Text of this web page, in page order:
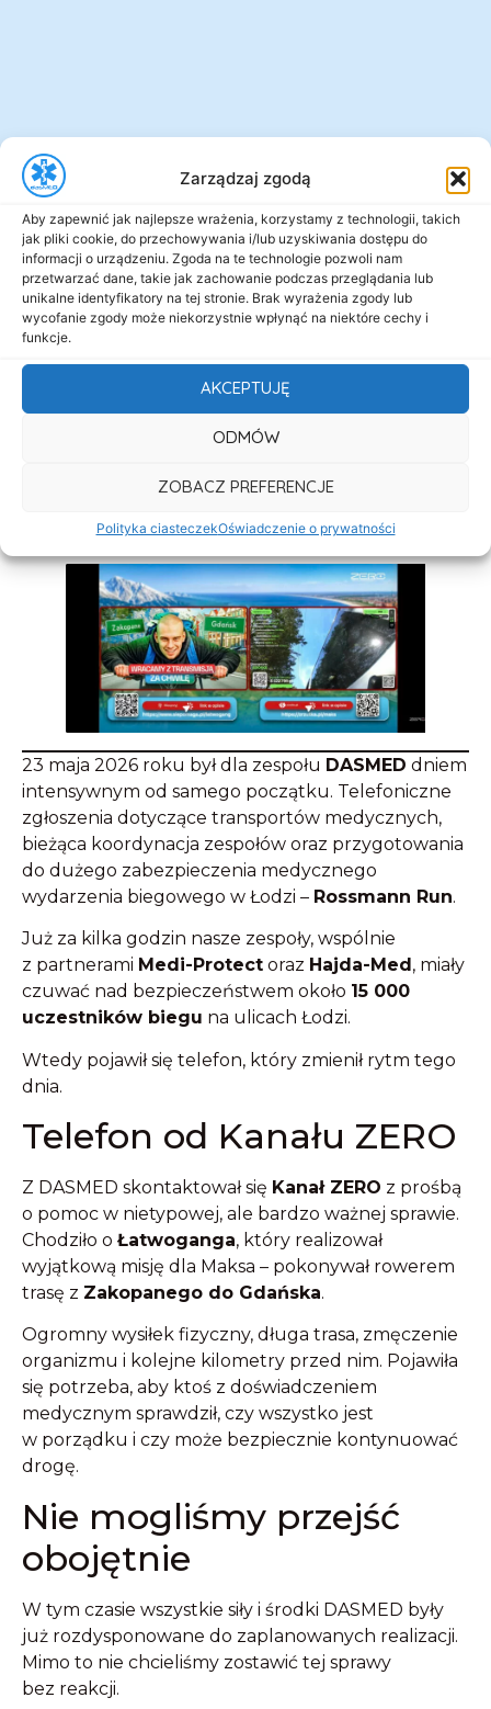
Zarządzaj zgodą
Aby zapewnić jak najlepsze wrażenia, korzystamy z technologii, takich
jak pliki cookie, do przechowywania i/lub uzyskiwania dostępu do
informacji o urządzeniu. Zgoda na te technologie pozwoli nam
przetwarzać dane, takie jak zachowanie podczas przeglądania lub
unikalne identyfikatory na tej stronie. Brak wyrażenia zgody lub
wycofanie zgody może niekorzystnie wpłynąć na niektóre cechy i
funkcje.
AKCEPTUJĘ
ODMÓW
ZOBACZ PREFERENCJE
Polityka ciasteczekOświadczenie o prywatności
23 maja 2026 roku był dla zespołu DASMED dniem
intensywnym od samego początku. Telefoniczne
zgłoszenia dotyczące transportów medycznych,
bieżąca koordynacja zespołów oraz przygotowania
do dużego zabezpieczenia medycznego
wydarzenia biegowego w Łodzi – Rossmann Run.
Już za kilka godzin nasze zespoły, wspólnie
z partnerami Medi-Protect oraz Hajda-Med, miały
czuwać nad bezpieczeństwem około 15 000
uczestników biegu na ulicach Łodzi.
Wtedy pojawił się telefon, który zmienił rytm tego
dnia.
Telefon od Kanału ZERO
Z DASMED skontaktował się Kanał ZERO z prośbą
o pomoc w nietypowej, ale bardzo ważnej sprawie.
Chodziło o Łatwoganga, który realizował
wyjątkową misję dla Maksa – pokonywał rowerem
trasę z Zakopanego do Gdańska.
Ogromny wysiłek fizyczny, długa trasa, zmęczenie
organizmu i kolejne kilometry przed nim. Pojawiła
się potrzeba, aby ktoś z doświadczeniem
medycznym sprawdził, czy wszystko jest
w porządku i czy może bezpiecznie kontynuować
drogę.
Nie mogliśmy przejść
obojętnie
W tym czasie wszystkie siły i środki DASMED były
już rozdysponowane do zaplanowanych realizacji.
Mimo to nie chcieliśmy zostawić tej sprawy
bez reakcji.